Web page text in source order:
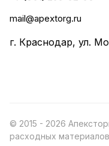
mail@apextorg.ru
г. Краснодар, ул.
© 2015 - 2026
расходных материалов